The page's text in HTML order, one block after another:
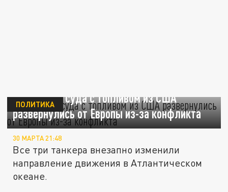
Bloomberg: суда с топливом из США
развернулись от Европы из-за конфликта
ПОЛИТИКА
30 МАРТА 21:48
Все три танкера внезапно изменили
направление движения в Атлантическом
океане.